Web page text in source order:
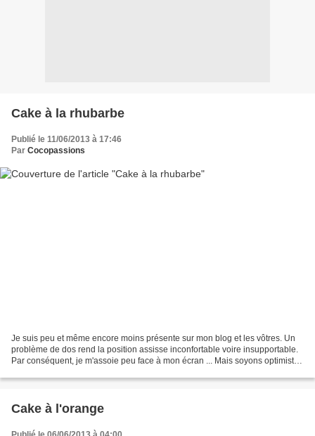
Cake à la rhubarbe
Publié le 11/06/2013 à 17:46
Par Cocopassions
Je suis peu et même encore moins présente sur mon blog et les vôtres. Un
problème de dos rend la position assisse inconfortable voire insupportable.
Par conséquent, je m'assoie peu face à mon écran ... Mais soyons optimiste,
Cake à l'orange